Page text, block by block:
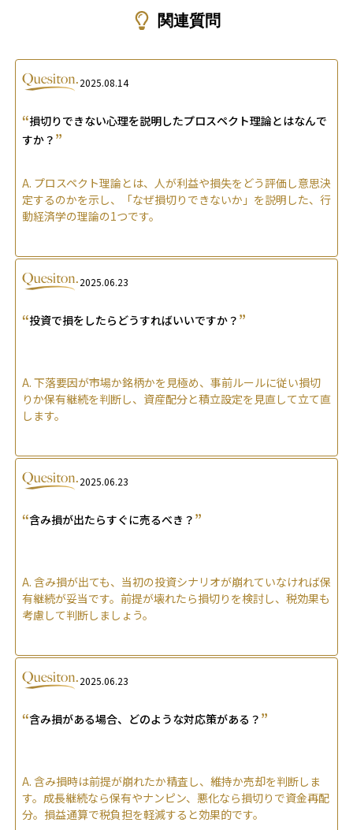
関連質問
2025.08.14
“損切りできない心理を説明したプロスペクト理論とはなんで
すか？ ”
A. プロスペクト理論とは、人が利益や損失をどう評価し意思決
定するのかを示し、「なぜ損切りできないか」を説明した、行
動経済学の理論の1つです。
2025.06.23
“投資で損をしたらどうすればいいですか？ ”
A. 下落要因が市場か銘柄かを見極め、事前ルールに従い損切
りか保有継続を判断し、資産配分と積立設定を見直して立て直
します。
2025.06.23
“含み損が出たらすぐに売るべき？ ”
A. 含み損が出ても、当初の投資シナリオが崩れていなければ保
有継続が妥当です。前提が壊れたら損切りを検討し、税効果も
考慮して判断しましょう。
2025.06.23
“含み損がある場合、どのような対応策がある？ ”
A. 含み損時は前提が崩れたか精査し、維持か売却を判断しま
す。成長継続なら保有やナンピン、悪化なら損切りで資金再配
分。損益通算で税負担を軽減すると効果的です。